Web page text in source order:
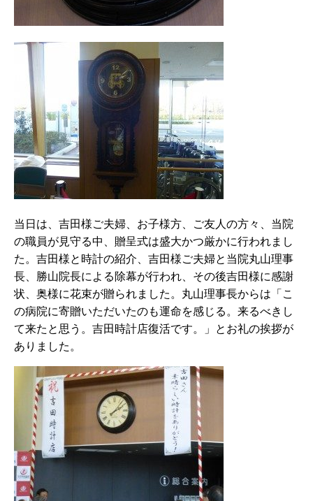
当日は、吉田様ご夫婦、お子様方、ご友人の方々、当院
の職員が見守る中、贈呈式は盛大かつ厳かに行われまし
た。吉田様と時計の紹介、吉田様ご夫婦と当院丸山理事
長、勝山院長による除幕が行われ、その後吉田様に感謝
状、奥様に花束が贈られました。丸山理事長からは「こ
の病院に寄贈いただいたのも運命を感じる。来るべきし
て来たと思う。吉田時計店復活です。」とお礼の挨拶が
ありました。